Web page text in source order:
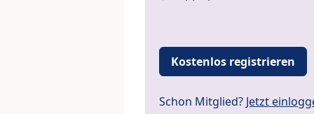
Kostenlos registrieren
Schon Mitglied? Jetzt